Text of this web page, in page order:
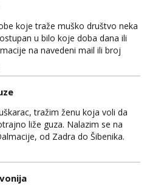
min
#74
me kada se oslobodi
- Kod: #128
min
kupaonica i ručnici za vas prije ili
nalazim se u centru grada. 🚫
NE SEXCAM, ❌️NE
koje traže muško društvo neka
u bilo koje doba dana ili
na navedeni mail ili broj
tražim ženu koja voli da
liže guza. Nalazim se na
od Zadra do Šibenika.